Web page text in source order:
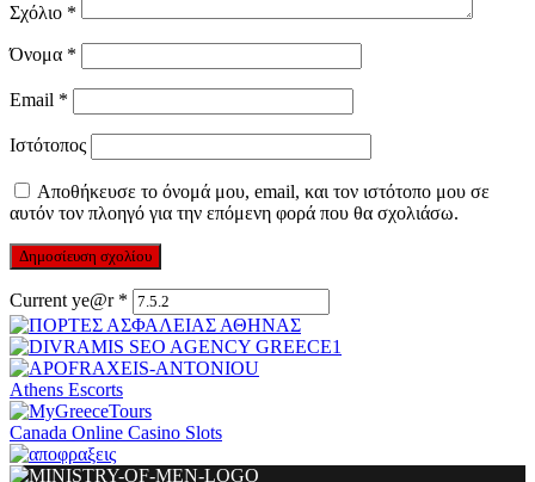
Σχόλιο *
Όνομα *
Email *
Ιστότοπος
Αποθήκευσε το όνομά μου, email, και τον ιστότοπο μου σε
αυτόν τον πλοηγό για την επόμενη φορά που θα σχολιάσω.
Current ye@r *
Athens Escorts
Canada Online Casino Slots